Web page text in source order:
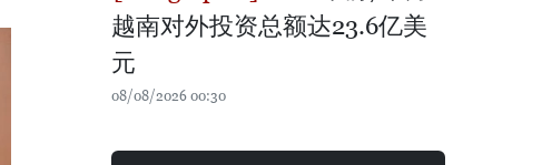
越南对外投资总额达23.6亿美
元
08/08/2026 00:30